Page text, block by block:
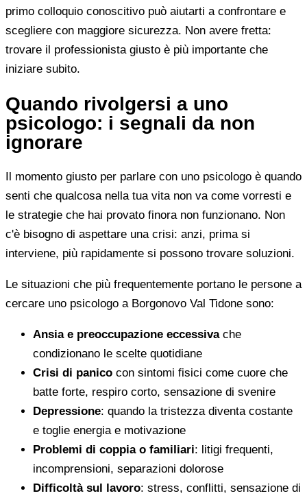
primo colloquio conoscitivo può aiutarti a confrontare e
scegliere con maggiore sicurezza. Non avere fretta:
trovare il professionista giusto è più importante che
iniziare subito.
Quando rivolgersi a uno
psicologo: i segnali da non
ignorare
Il momento giusto per parlare con uno psicologo è quando
senti che qualcosa nella tua vita non va come vorresti e
le strategie che hai provato finora non funzionano. Non
c'è bisogno di aspettare una crisi: anzi, prima si
interviene, più rapidamente si possono trovare soluzioni.
Le situazioni che più frequentemente portano le persone a
cercare uno psicologo a Borgonovo Val Tidone sono:
Ansia e preoccupazione eccessivache
condizionano le scelte quotidiane
Crisi di panico con sintomi fisici come cuore che
batte forte, respiro corto, sensazione di svenire
Depressione: quando la tristezza diventa costante
e toglie energia e motivazione
Problemi di coppia o familiari: litigi frequenti,
incomprensioni, separazioni dolorose
Difficoltà sul lavoro: stress, conflitti, sensazione di